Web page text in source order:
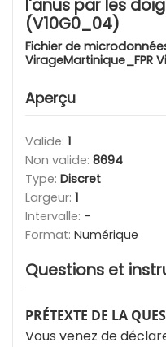
l'anus par les
(V10G0_04)
Fichier de
VirageMartinique_FPR
Aperçu
Valide: 1
Non valide: 8694
Type: Discret
Largeur: 1
Intervalle: -
Format: Numérique
Questions et
PRÉTEXTE DE LA
Vous venez de